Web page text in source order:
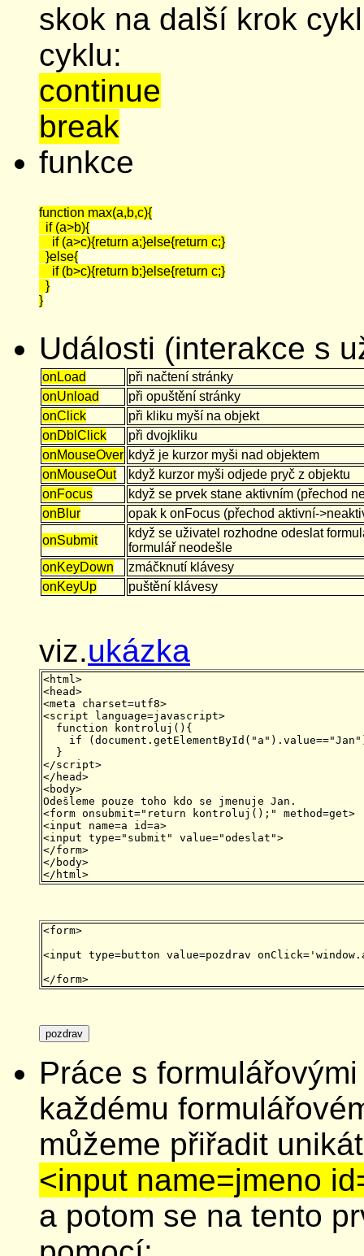
skok na další krok
cyklu:
continue
break
funkce
function max(a,b,c){
  if (a>b){
    if (a>c){return a;}else{return c;}
  }else{
    if (b>c){return b;}else{return c;}
  }
Události (interakce s
onLoad
při načtení stránky
onUnload
při opuštění stránky
onClick
při kliku myší na objekt
onDblClick
při dvojkliku
onMouseOver když je kurzor myši nad objektem
onMouseOut
když kurzor myši odjede pryč z objektu
onFocus
když se prvek stane aktivním (přechod
onBlur
opak k onFocus (přechod aktivní-
onSubmit
když se uživatel rozhodne odeslat
formulář neodešle
onKeyDown
zmáčknutí klávesy
onKeyUp
puštění klávesy
viz.ukázka
<html>
<head>
<meta charset=utf8>
<script language=javascript>
  function kontroluj(){
if
  }
</script>
</head>
<body>
Odešleme pouze toho kdo se jmenuje Jan.
<form onsubmit="return kontroluj();" method=get>
<input name=a id=a>
<input type="submit" value="odeslat">
</form>
</body>
<form>
<input type=button value=pozdrav
Práce s
každému
můžeme přiřadit
<input name=jmeno
a potom se na tento